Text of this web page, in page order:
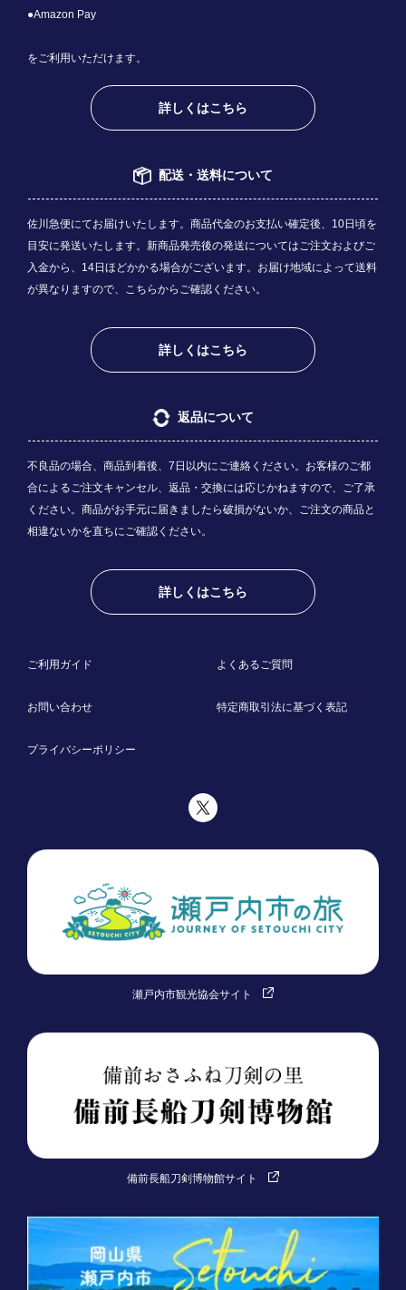
●Amazon Pay
をご利用いただけます。
詳しくはこちら
配送・送料について
佐川急便にてお届けいたします。商品代金のお支払い確定後、10日頃を
目安に発送いたします。新商品発売後の発送についてはご注文およびご
入金から、14日ほどかかる場合がございます。お届け地域によって送料
が異なりますので、 こちらからご確認ください。
詳しくはこちら
返品について
不良品の場合、商品到着後、7日以内にご連絡ください。お客様のご都
合によるご注文キャンセル、返品・交換には応じかねますので、ご了承
ください。商品がお手元に届きましたら破損がないか、ご注文の商品と
相違ないかを直ちにご確認ください。
詳しくはこちら
ご利用ガイド よくあるご質問
お問い合わせ 特定商取引法に基づく表記
プライバシーポリシー
瀬戸内市観光協会サイト
備前長船刀剣博物館サイト